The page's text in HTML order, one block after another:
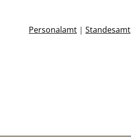
Personalamt | Standesamt